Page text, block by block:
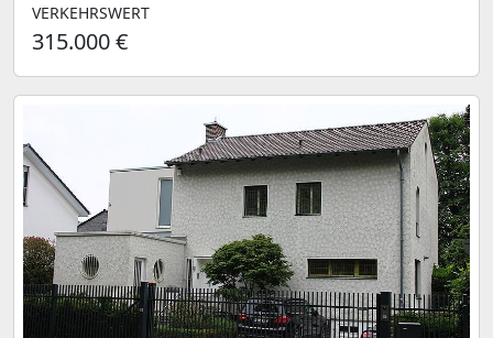
VERKEHRSWERT
315.000 €